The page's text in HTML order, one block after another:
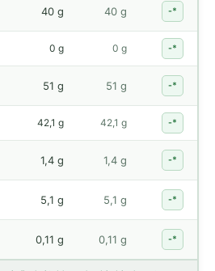
40 g 40 g -*
0 g 0 g -*
51 g 51 g -*
42,1 g 42,1 g -*
1,4 g 1,4 g -*
5,1 g 5,1 g -*
0,11 g 0,11 g -*